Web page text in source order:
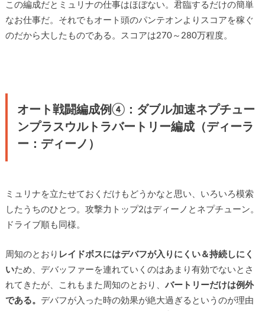
この編成だとミュリナの仕事はほぼない。君臨するだけの簡単
なお仕事だ。それでもオート頭のパンテオンよりスコアを稼ぐ
のだから大したものである。スコアは270～280万程度。
オート戦闘編成例④：ダブル加速ネプチュー
ンプラスウルトラバートリー編成（ディーラ
ー：ディーノ）
ミュリナを立たせておくだけもどうかなと思い、いろいろ模索
したうちのひとつ。攻撃力トップ2はディーノとネプチューン。
ドライブ順も同様。
周知のとおり レイドボスにはデバフが入りにくい＆持続しにく
いため、デバッファーを連れていくのはあまり有効でないとさ
れてきたが、これもまた周知のとおり、 バートリーだけは例外
である。 デバフが入った時の効果が絶大過ぎるというのが理由